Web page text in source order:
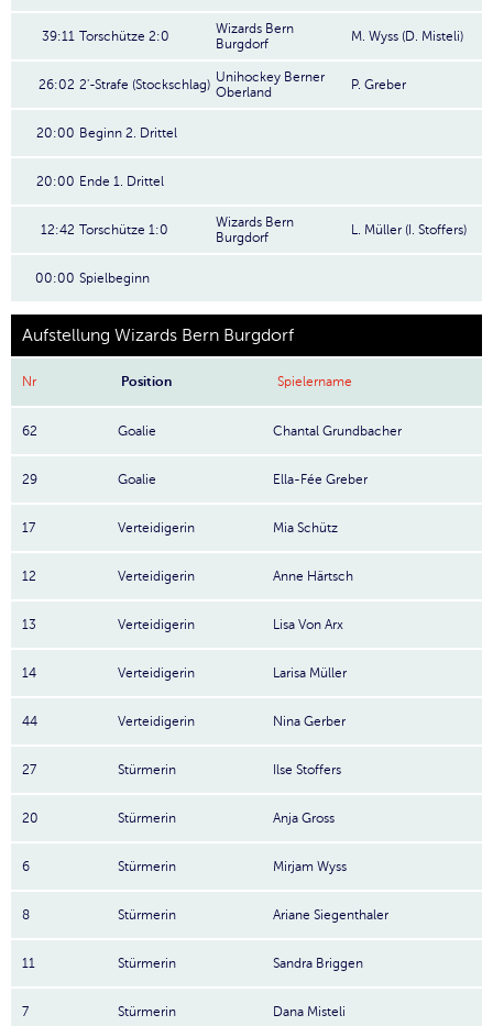
39:11 Torschütze 2:0
Wizards Bern
Burgdorf
M. Wyss (D. Misteli)
26:02 2'-Strafe (Stockschlag) Unihockey Berner
Oberland
P. Greber
20:00 Beginn 2. Drittel
20:00 Ende 1. Drittel
12:42 Torschütze 1:0
Wizards Bern
Burgdorf
L. Müller (I. Stoffers)
00:00 Spielbeginn
Aufstellung Wizards Bern Burgdorf
Nr Position Spielername
62 Goalie Chantal Grundbacher
29 Goalie Ella-Fée Greber
17 Verteidigerin Mia Schütz
12 Verteidigerin Anne Härtsch
13 Verteidigerin Lisa Von Arx
14 Verteidigerin Larisa Müller
44 Verteidigerin Nina Gerber
27 Stürmerin Ilse Stoffers
20 Stürmerin Anja Gross
6 Stürmerin Mirjam Wyss
8 Stürmerin Ariane Siegenthaler
11 Stürmerin Sandra Briggen
7 Stürmerin Dana Misteli